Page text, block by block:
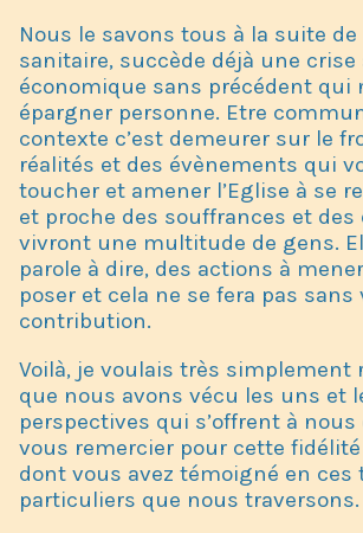
Nous le savons tous à la suite de
sanitaire, succède déjà une crise
économique sans précédent qui
épargner personne. Etre
contexte c’est demeurer sur le
réalités et des évènements qui
toucher et amener l’Eglise à se
et proche des souffrances et des
vivront une multitude de gens.
parole à dire, des actions à
poser et cela ne se fera pas sans
contribution.
Voilà, je voulais très simplement
que nous avons vécu les uns et
perspectives qui s’offrent à
vous remercier pour cette
dont vous avez témoigné en ces
particuliers que nous traversons.